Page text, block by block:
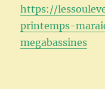
https://
printemps-
megabassines